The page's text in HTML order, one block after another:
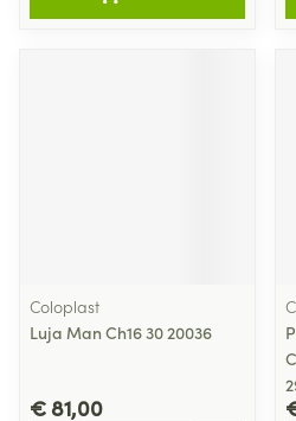
Coloplast
Luja Man Ch16 30 20036
€ 81,00